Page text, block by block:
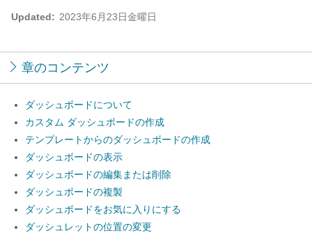
Updated: 2023年6月23日金曜日
章のコンテンツ
ダッシュボードについて
カスタム ダッシュボードの作成
テンプレートからのダッシュボードの作成
ダッシュボードの表示
ダッシュボードの編集または削除
ダッシュボードの複製
ダッシュボードをお気に入りにする
ダッシュレットの位置の変更